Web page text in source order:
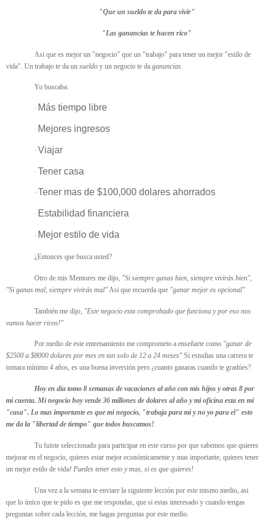
"Que un sueldo te da para vivir"
"Las ganancias te hacen rico"
Asi que es mejor un "negocio" que un "trabajo" para tener un mejor "estilo de
vida". Un trabajo te da un sueldo y un negocio te da ganancias
Yo buscaba:
· Más tiempo libre
· Mejores ingresos
· Viajar
· Tener casa
· Tener mas de $100,000 dolares ahorrados
· Estabilidad financiera
· Mejor estilo de vida
¿Entonces que busca usted?
Otro de mis Mentores me dijo, "Si siempre ganas bien, siempre vivirás bien",
"Si ganas mal, siempre vivirás mal" Asi que recuerda que "ganar mejor es opcional"
También me dijo, "Este negocio esta comprobado que funciona y por eso nos
vamos hacer ricos!"
Por medio de este entrenamiento me comprometo a enseñarte como "ganar de
$2500 a $8000 dolares por mes en tan solo de 12 a 24 meses" Si estudias una carrera te
tomara mínimo 4 años, es una buena inversión pero ¿cuanto ganaras cuando te gradúes?
Hoy en día tomo 8 semanas de vacaciones al año con mis hijos y otras 8 por
mi cuenta. Mi negocio hoy vende 36 millones de dolares al año y mi oficina esta en mi
"casa". Lo mas importante es que mi negocio, "trabaja para mi y no yo para el" esto
me da la "libertad de tiempo" que todos buscamos!
Tu fuiste seleccionado para participar en este curso por que sabemos que quieres
mejorar en el negocio, quieres estar mejor económicamente y mas importante, quieres tener
un mejor estilo de vida! Puedes tener esto y mas, si es que quieres!
Una vez a la semana te enviare la siguiente lección por este mismo medio, asi
que lo único que te pido es que me respondas, que si estas interesado y cuando tengas
preguntas sobre cada lección, me hagas preguntas por este medio.